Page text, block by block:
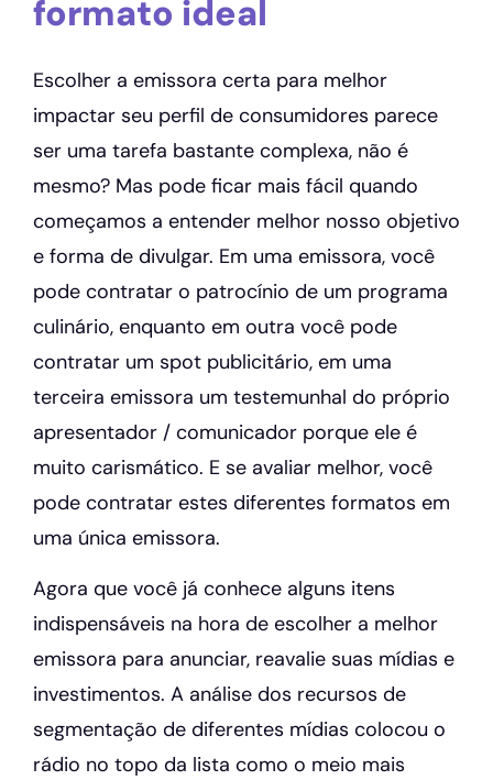
formato ideal
Escolher a emissora certa para melhor
impactar seu perfil de consumidores parece
ser uma tarefa bastante complexa, não é
mesmo? Mas pode ficar mais fácil quando
começamos a entender melhor nosso objetivo
e forma de divulgar. Em uma emissora, você
pode contratar o patrocínio de um programa
culinário, enquanto em outra você pode
contratar um spot publicitário, em uma
terceira emissora um testemunhal do próprio
apresentador / comunicador porque ele é
muito carismático. E se avaliar melhor, você
pode contratar estes diferentes formatos em
uma única emissora.
Agora que você já conhece alguns itens
indispensáveis na hora de escolher a melhor
emissora para anunciar, reavalie suas mídias e
investimentos. A análise dos recursos de
segmentação de diferentes mídias colocou o
rádio no topo da lista como o meio mais